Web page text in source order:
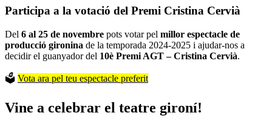
Participa a la votació del Premi Cristina Cervià
Del 6 al 25 de novembre pots votar pel millor espectacle de
producció gironina de la temporada 2024-2025 i ajudar-nos a
decidir el guanyador del 10è Premi AGT – Cristina Cervià.
🗳️ Vota ara pel teu espectacle preferit
Vine a celebrar el teatre gironí!